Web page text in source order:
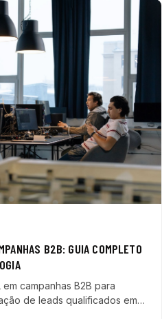
B2B: GUIA COMPLETO
campanhas B2B para
de leads qualificados em